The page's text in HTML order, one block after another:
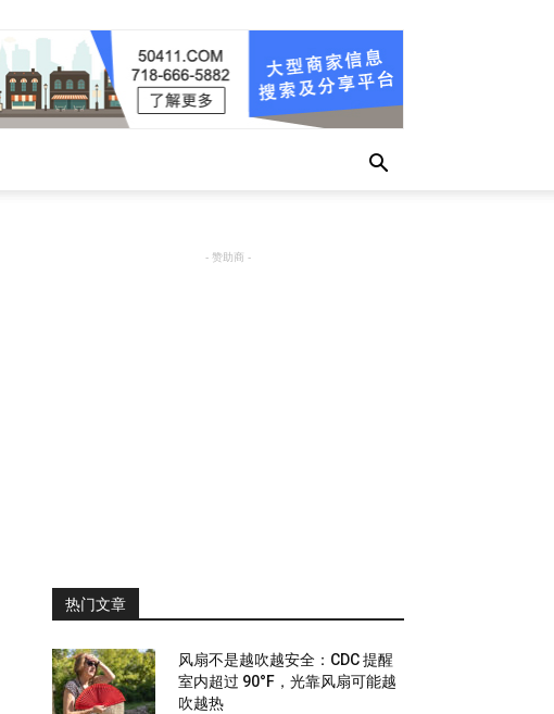
- 赞助商 -
热门文章
风扇不是越吹越安全：CDC 提醒
室内超过 90°F，光靠风扇可能越
吹越热